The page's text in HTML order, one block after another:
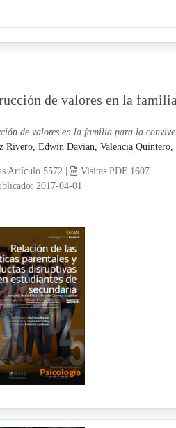
de valores en la
de valores en la familia para la
Rivero, Edwin Davian, Valencia Quintero,
Artículo 5572 |
Visitas PDF 1607
2017-04-01